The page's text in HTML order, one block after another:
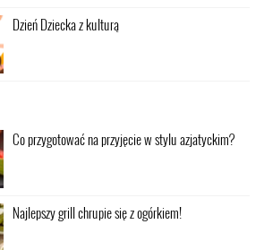
Dzień Dziecka z kulturą
Co przygotować na przyjęcie w stylu azjatyckim?
Najlepszy grill chrupie się z ogórkiem!